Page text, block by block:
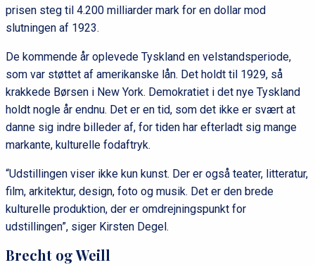
prisen steg til 4.200 milliarder mark for en dollar mod
slutningen af 1923.
De kommende år oplevede Tyskland en velstandsperiode,
som var støttet af amerikanske lån. Det holdt til 1929, så
krakkede Børsen i New York. Demokratiet i det nye Tyskland
holdt nogle år endnu. Det er en tid, som det ikke er svært at
danne sig indre billeder af, for tiden har efterladt sig mange
markante, kulturelle fodaftryk.
“Udstillingen viser ikke kun kunst. Der er også teater, litteratur,
film, arkitektur, design, foto og musik. Det er den brede
kulturelle produktion, der er omdrejningspunkt for
udstillingen”, siger Kirsten Degel.
Brecht og Weill